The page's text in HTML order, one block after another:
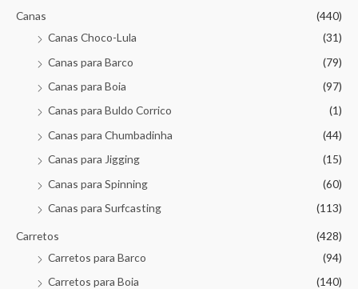
Canas
(440)
Canas Choco-Lula
(31)
Canas para Barco
(79)
Canas para Boia
(97)
Canas para Buldo Corrico
(1)
Canas para Chumbadinha
(44)
Canas para Jigging
(15)
Canas para Spinning
(60)
Canas para Surfcasting
(113)
Carretos
(428)
Carretos para Barco
(94)
Carretos para Boia
(140)